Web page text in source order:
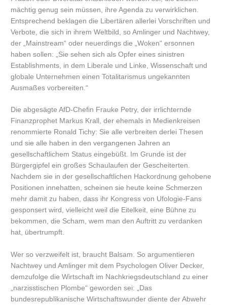
mächtig genug sein müssen, ihre Agenda zu verwirklichen.
Entsprechend beklagen die Libertären allerlei Vorschriften und
Verbote, die sich in ihrem Weltbild, so Amlinger und Nachtwey,
der „Mainstream“ oder neuerdings die „Woken“ ersonnen
haben sollen: „Sie sehen sich als Opfer eines sinistren
Establishments, in dem Liberale und Linke, Wissenschaft und
globale Unternehmen einen Totalitarismus ungekannten
Ausmaßes vorbereiten.“
Die abgesägte AfD-Chefin Frauke Petry, der irrlichternde
Finanzprophet Markus Krall, der ehemals in Medienkreisen
renommierte Ronald Tichy: Sie alle verbreiten derlei Thesen
und sie alle haben in den vergangenen Jahren an
gesellschaftlichem Status eingebüßt. Im Grunde ist der
Bürgergipfel ein großes Schaulaufen der Gescheiterten.
Nachdem sie in der gesellschaftlichen Hackordnung gehobene
Positionen innehatten, scheinen sie heute keine Schmerzen
mehr damit zu haben, dass ihr Kongress von Ufologie-Fans
gesponsert wird, vielleicht weil die Eitelkeit, eine Bühne zu
bekommen, die Scham, wem man den Auftritt zu verdanken
hat, übertrumpft.
Wer so verzweifelt ist, braucht Balsam. So argumentieren
Nachtwey und Amlinger mit dem Psychologen Oliver Decker,
demzufolge die Wirtschaft im Nachkriegsdeutschland zu einer
„narzisstischen Plombe“ geworden sei: „Das
bundesrepublikanische Wirtschaftswunder diente der Abwehr